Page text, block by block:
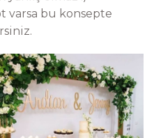
varsa bu konsepte